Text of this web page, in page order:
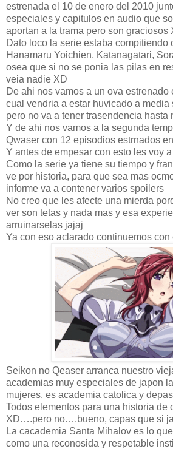
estrenada el 10 de enero del 2010
especiales y capitulos en audio que
aportan a la trama pero son graciosos
Dato loco la serie estaba compitiendo
Hanamaru Yoichien, Katanagatari,
osea que si no se ponia las pilas en
veia nadie XD
De ahi nos vamos a un ova estrenado
cual vendria a estar huvicado a media
pero no va a tener trasendencia hasta
Y de ahi nos vamos a la segunda
Qwaser con 12 episodios estrnados
Y antes de empesar con esto les voy
Como la serie ya tiene su tiempo y
ve por historia, para que sea mas
informe va a contener varios spoilers
No creo que les afecte una mierda
ver son tetas y nada mas y esa
arruinarselas jajaj
Ya con eso aclarado continuemos con
Seikon no Qeaser arranca nuestro
academias muy especiales de japon
mujeres, es academia catolica y
Todos elementos para una historia de
XD….pero no….bueno, capas que si
La cacademia Santa Mihalov es lo
como una reconosida y respetable